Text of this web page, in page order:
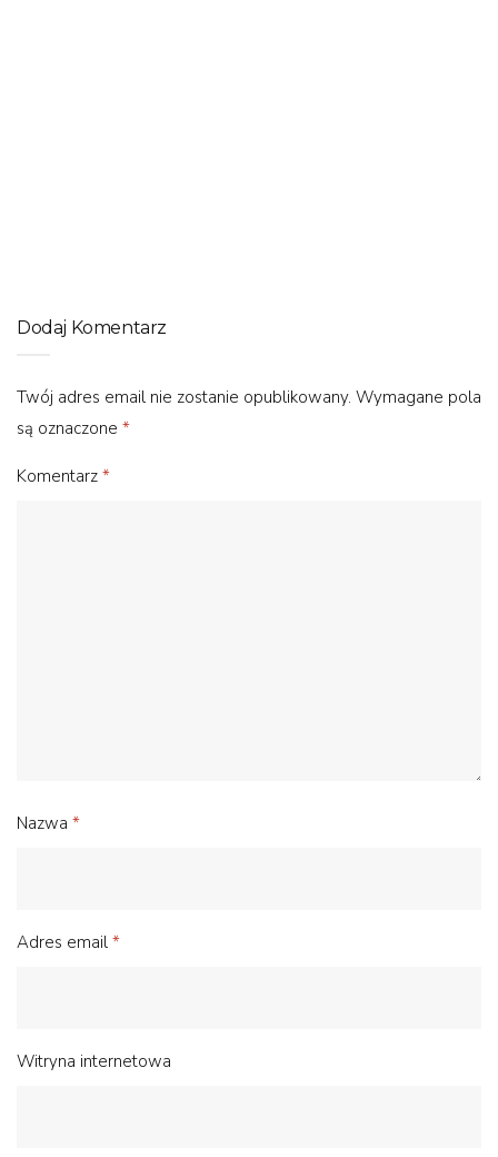
Dodaj Komentarz
Twój adres email nie zostanie opublikowany. Wymagane pola
są oznaczone *
Komentarz *
Nazwa *
Adres email *
Witryna internetowa